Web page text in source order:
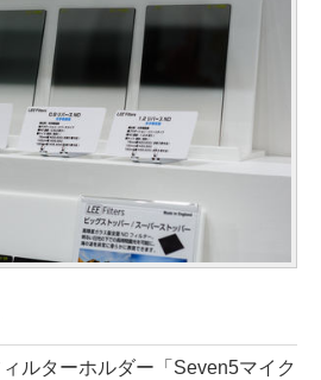
ルターホルダー「Seven5マイク